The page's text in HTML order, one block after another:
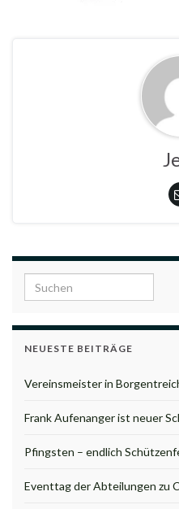
Search for:
NEUESTE BEITRÄGE
Vereinsmeister in
Frank Aufenanger ist neuer
Pfingsten – endlich
Eventtag der Abteilungen zu